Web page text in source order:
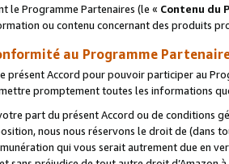
le Programme Partenaires (le « Contenu du
ou contenu concernant des produits
au Programme
présent Accord pour pouvoir participer au
promptement toutes les informations
part du présent Accord ou de conditions
nous nous réservons le droit de (dans
qui vous serait autrement due en